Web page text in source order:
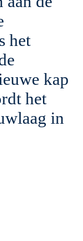
het
kap
het
in